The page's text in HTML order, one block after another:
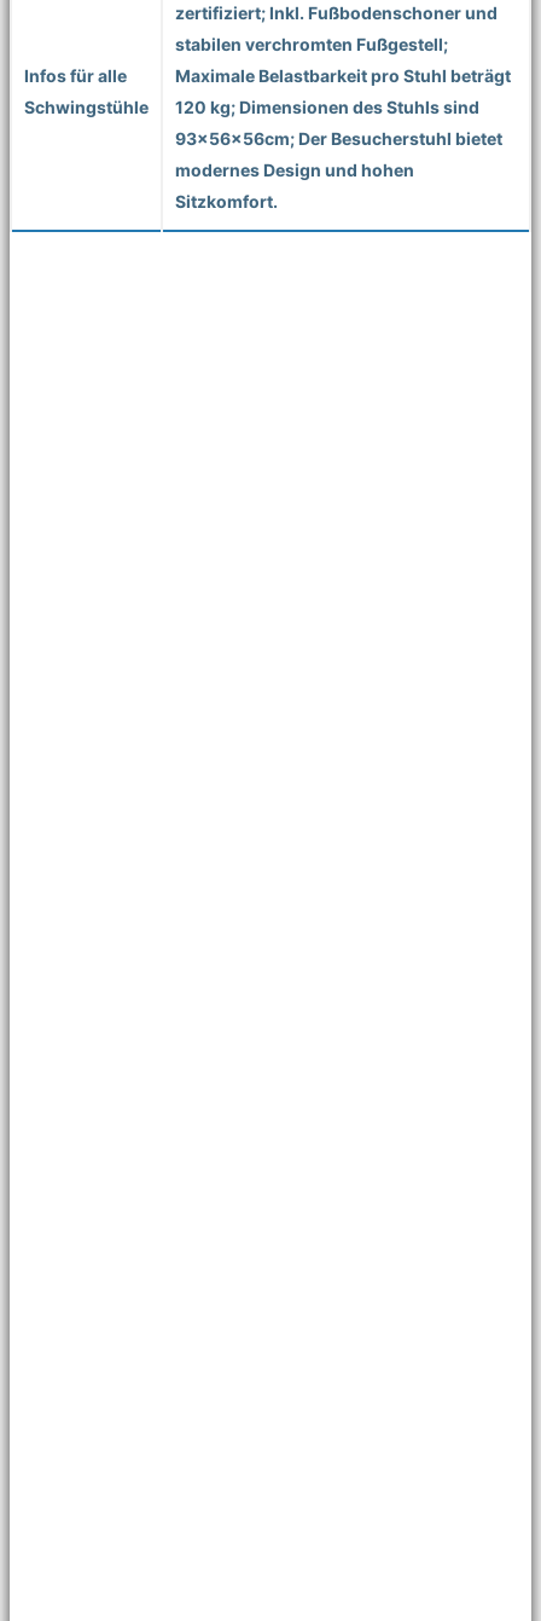
Infos für alle
Schwingstühle
zertifiziert; Inkl. Fußbodenschoner und
stabilen verchromten Fußgestell;
Maximale Belastbarkeit pro Stuhl beträgt
120 kg; Dimensionen des Stuhls sind
93x56x56cm; Der Besucherstuhl bietet
modernes Design und hohen
Sitzkomfort.